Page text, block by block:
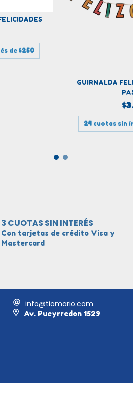
de$250
GUIRNALDA
24 cuotas sin
3 CUOTAS SIN INTERÉS
Con tarjetas de crédito Visa y
Mastercard
info@tiomario.com
Av. Pueyrredon 1529